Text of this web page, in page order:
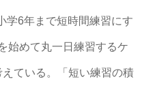
6年まで短時間練習にす
始めて丸一日練習するケ
えている。「短い練習の積